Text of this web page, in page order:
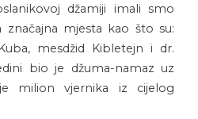
džamiji imali smo
mjesta kao što su:
mesdžid Kibletejn i dr.
bio je džuma-namaz uz
milion vjernika iz cijelog